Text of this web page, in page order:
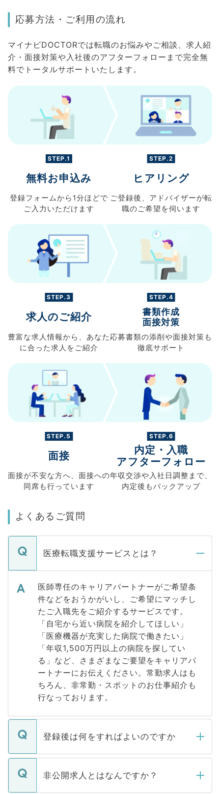
応募方法・ご利用の流れ
マイナビDOCTORでは転職のお悩みやご相談、求人紹
介・面接対策や入社後のアフターフォローまで完全無
料でトータルサポートいたします。
STEP.1
無料お申込み
登録フォームから 1分ほどで
ご入力 いただけます
STEP.2
ヒアリング
ご登録後、 アドバイザーが転
職のご希望を伺います
STEP.3
求人のご紹介
豊富な求人情報から、 あなた
に合った求人を ご紹介
STEP.4
書類作成
面接対策
応募書類の添削や面接対策も
徹底サポート
STEP.5
面接
面接が不安な方へ、 面接への
同席も行っています
STEP.6
内定・入職
アフターフォロー
年収交渉や入社日調整まで、
内定後もバックアップ
よくあるご質問
医療転職支援サービスとは？
医師専任のキャリアパートナーがご希望条
件などをおうかがいし、ご希望にマッチし
たご入職先をご紹介するサービスです。
「自宅から近い病院を紹介してほしい」
「医療機器が充実した病院で働きたい」
「年収1,500万円以上の病院を探してい
る」など、さまざまなご要望をキャリアパ
ートナーにお伝えください。常勤求人はも
ちろん、非常勤・スポットのお仕事紹介も
行なっております。
登録後は何をすればよいのですか
ご登録いただきましたら、弊社担当者がご
登録内容を確認し、その後メールもしくは
非公開求人とはなんですか？